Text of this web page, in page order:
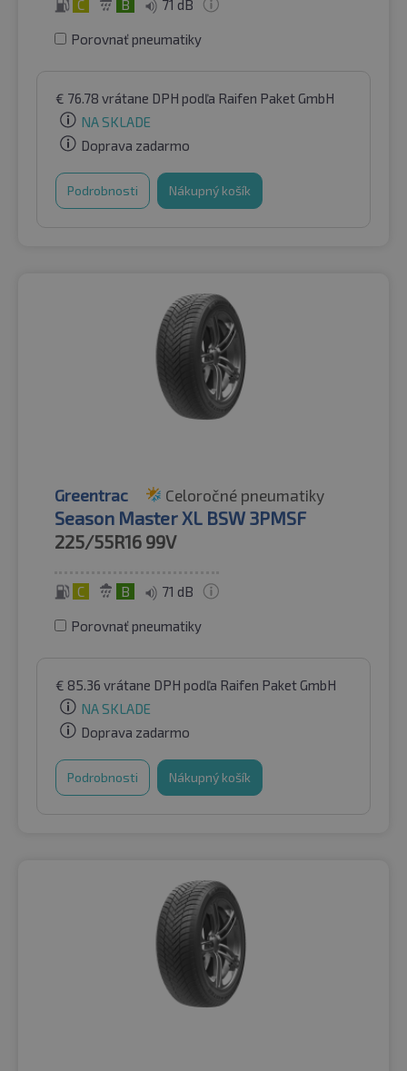
C B 71 dB
Porovnať pneumatiky
€ 76.78 vrátane DPH podľa Raifen Paket GmbH
NA SKLADE
Doprava zadarmo
Podrobnosti Nákupný košík
Greentrac Celoročné pneumatiky
Season Master XL BSW 3PMSF
225/55R16 99V
C B 71 dB
Porovnať pneumatiky
€ 85.36 vrátane DPH podľa Raifen Paket GmbH
NA SKLADE
Doprava zadarmo
Podrobnosti Nákupný košík